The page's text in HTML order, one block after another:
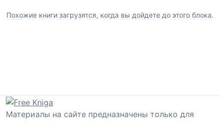
Похожие книги загрузятся, когда вы дойдете до этого блока.
Материалы на сайте предназначены только для